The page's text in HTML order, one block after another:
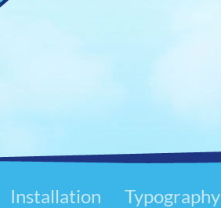
Installation Typography